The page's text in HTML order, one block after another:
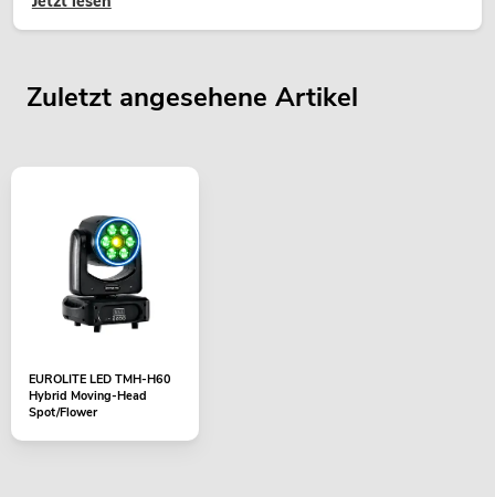
Zuletzt angesehene Artikel
EUROLITE LED TMH-H60
Hybrid Moving-Head
Spot/Flower